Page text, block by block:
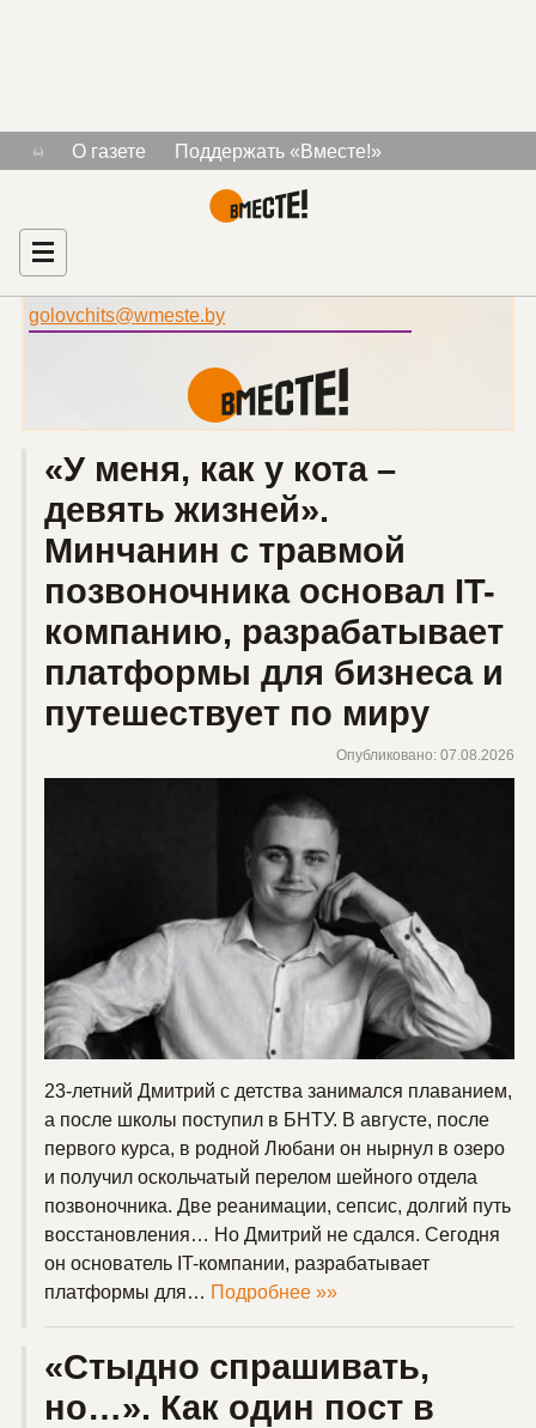
О газете
Поддержать «Вместе!»
Рекламодателям
Главная
Блог
Дария Головчиц
Дария Головчиц
golovchits@wmeste.by
«У меня, как у кота –
девять жизней».
Минчанин с травмой
позвоночника основал IT-
компанию, разрабатывает
платформы для бизнеса и
путешествует по миру
Опубликовано: 07.08.2026
23-летний Дмитрий с детства занимался плаванием,
а после школы поступил в БНТУ. В августе, после
первого курса, в родной Любани он нырнул в озеро
и получил оскольчатый перелом шейного отдела
позвоночника. Две реанимации, сепсис, долгий путь
восстановления… Но Дмитрий не сдался. Сегодня
он основатель IT-компании, разрабатывает
платформы для… Подробнее »»
«Стыдно спрашивать,
но…». Как один пост в